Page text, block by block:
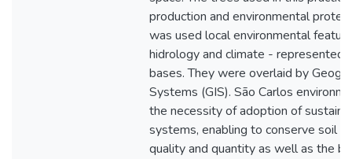
production and environmental
was used local environmental
hidrology and climate - represented
bases. They were overlaid by
Systems (GIS). São Carlos
the necessity of adoption of
systems, enabling to conserve soil
quality and quantity as well as the